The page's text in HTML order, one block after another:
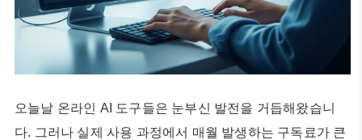
오늘날 온라인 AI 도구들은 눈부신 발전을 거듭해왔습니
다. 그러나 실제 사용 과정에서 매월 발생하는 구독료가 큰